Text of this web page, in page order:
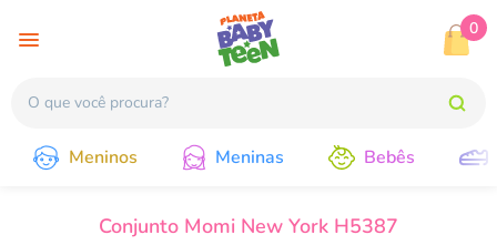
0
Meninos Meninas Bebês
Conjunto Momi New York H5387